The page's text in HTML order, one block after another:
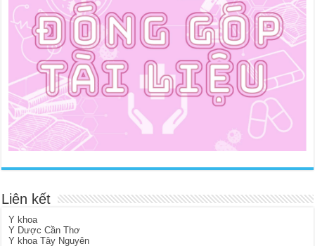
Liên kết
Y khoa
Y Dược Cần Thơ
Y khoa Tây Nguyên